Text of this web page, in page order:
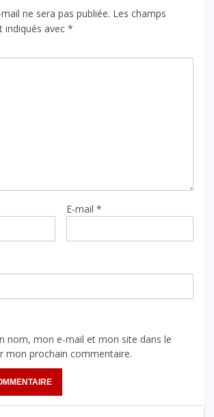
ne sera pas publiée. Les champs
indiqués avec *
E-mail *
nom, mon e-mail et mon site dans le
mon prochain commentaire.